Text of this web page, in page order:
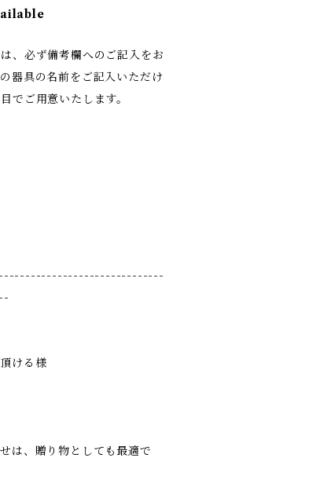
、必ず備考欄へのご記入をお
器具の名前をご記入いただけ
でご用意いたします。
ける様
は、贈り物としても最適で